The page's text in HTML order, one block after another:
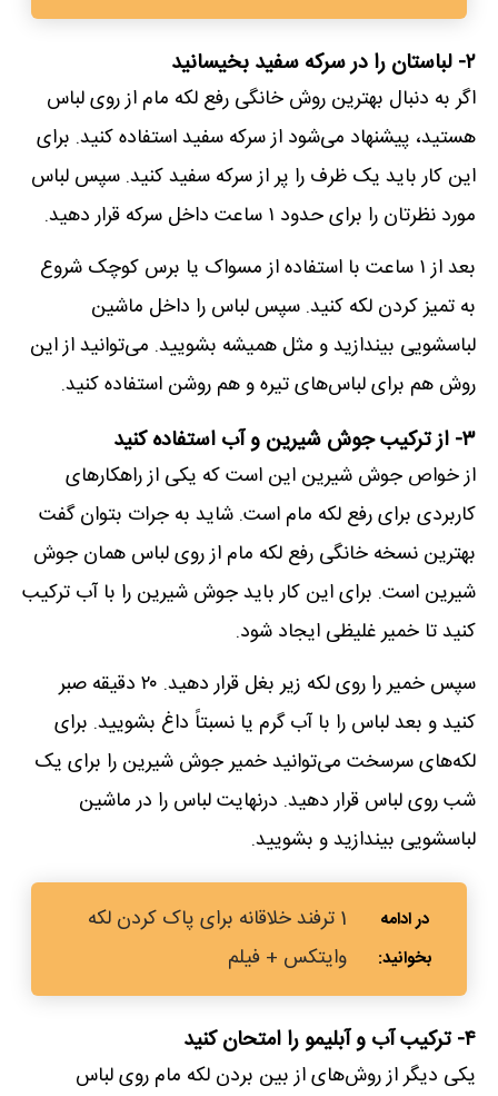
۲- لباستان را در سرکه سفید بخیسانید
اگر به دنبال بهترین روش خانگی رفع لکه مام از روی لباس
هستید، پیشنهاد می‌شود از سرکه سفید استفاده کنید. برای
این کار باید یک ظرف را پر از سرکه سفید کنید. سپس لباس
مورد نظرتان را برای حدود ۱ ساعت داخل سرکه قرار دهید.
بعد از ۱ ساعت با استفاده از مسواک یا برس کوچک شروع
به تمیز کردن لکه کنید. سپس لباس را داخل ماشین
لباسشویی بیندازید و مثل همیشه بشویید. می‌توانید از این
روش هم برای لباس‌های تیره و هم روشن استفاده کنید.
۳- از ترکیب جوش شیرین و آب استفاده کنید
از خواص جوش شیرین این است که یکی از راهکارهای
کاربردی برای رفع لکه مام است. شاید به جرات بتوان گفت
بهترین نسخه خانگی رفع لکه مام از روی لباس همان جوش
شیرین است. برای این کار باید جوش شیرین را با آب ترکیب
کنید تا خمیر غلیظی ایجاد شود.
سپس خمیر را روی لکه زیر بغل قرار دهید. ۲۰ دقیقه صبر
کنید و بعد لباس را با آب گرم یا نسبتاً داغ بشویید. برای
لکه‌های سرسخت می‌توانید خمیر جوش شیرین را برای یک
شب روی لباس قرار دهید. درنهایت لباس را در ماشین
لباسشویی بیندازید و بشویید.
1 ترفند خلاقانه برای پاک کردن لکه
وایتکس + فیلم
۴- ترکیب آب و آبلیمو را امتحان کنید
یکی دیگر از روش‌های از بین بردن لکه مام روی لباس